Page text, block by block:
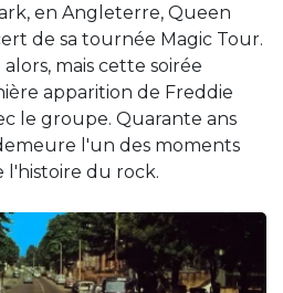
en Angleterre, Queen
de sa tournée Magic Tour.
mais cette soirée
apparition de Freddie
le groupe. Quarante ans
l'un des moments
l'histoire du rock.